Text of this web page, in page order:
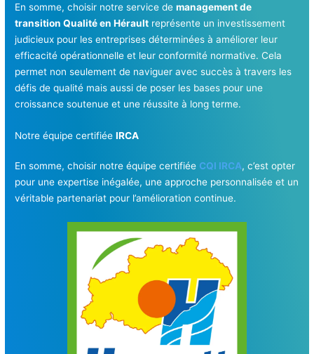
En somme, choisir notre service demanagement de
transition Qualité en Hérault représente un investissement
judicieux pour les entreprises déterminées à améliorer leur
efficacité opérationnelle et leur conformité normative. Cela
permet non seulement de naviguer avec succès à travers les
défis de qualité mais aussi de poser les bases pour une
croissance soutenue et une réussite à long terme.
Notre équipe certifiéeIRCA
En somme, choisir notre équipe certifiée CQI IRCA, c’est opter
pour une expertise inégalée, une approche personnalisée et un
véritable partenariat pour l’amélioration continue.